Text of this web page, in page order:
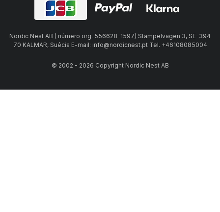
Nordic Nest AB ( número org. 556628-1597) Stämpelvägen 3, SE-394
70 KALMAR, Suécia E-mail: info@nordicnest.pt Tel. +46108085004
© 2002 - 2026 Copyright Nordic Nest AB